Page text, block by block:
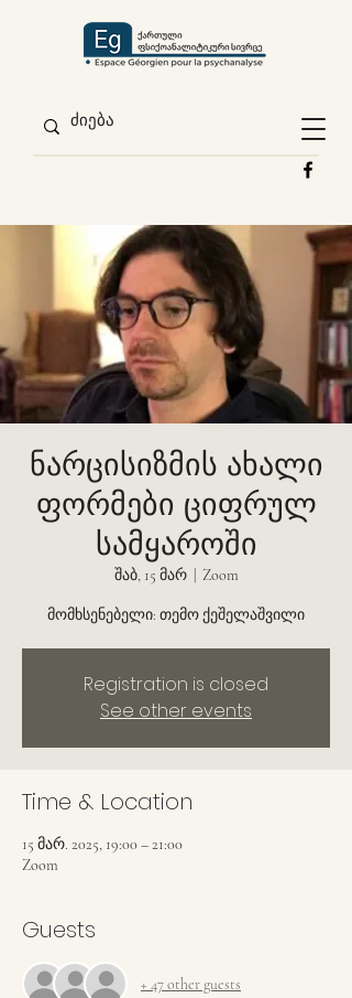
ნარცისიზმის ახალი
ფორმები ციფრულ
სამყაროში
შაბ, 15 მარ
  |
Zoom
მომხსენებელი: თემო ქეშელაშვილი
Registration is closed
See other events
Time & Location
15 მარ. 2025, 19:00 – 21:00
Zoom
Guests
+ 47 other guests